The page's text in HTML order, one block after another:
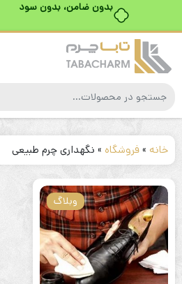
بدون ضامن، بدون سود
خانه »فروشگاه » نگهداری چرم طبیعی
وبلاگ